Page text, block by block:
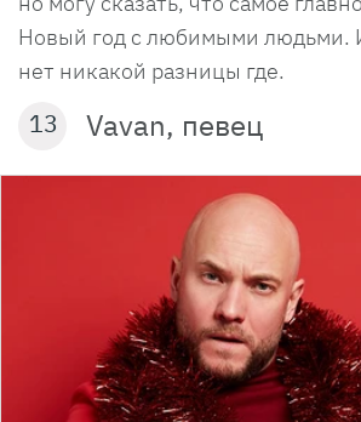
Новый год с любимыми людьми.
нет никакой разницы где.
13 Vavan, певец